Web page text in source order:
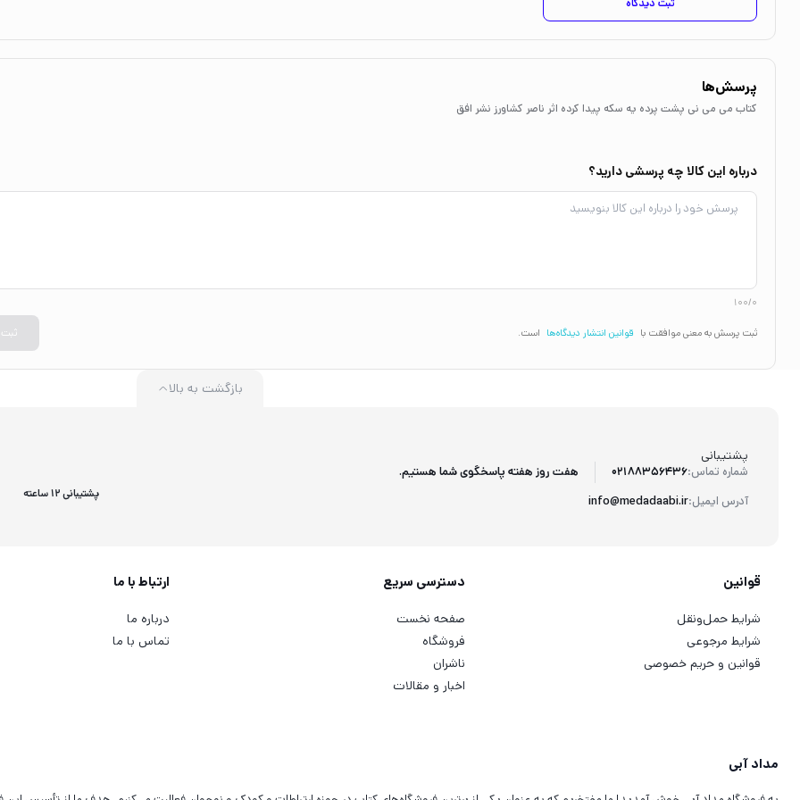
ثبت دیدگاه
پرسش‌ها
کتاب می می نی پشت پرده یه سکه پیدا کرده اثر ناصر کشاورز نشر افق
درباره این کالا چه پرسشی دارید؟
100/0
ثبت پرسش به معنی موافقت با قوانین انتشار دیدگاه‌ها است.
پشتیبانی
شماره تماس:02188356436
آدرس ایمیل:info@medadaabi.ir
هفت روز هفته پاسخگوی شما هستیم.
بازگشت به بالا
پشتیبانی 12 ساعته
قوانین
شرایط حمل‌ونقل
شرایط مرجوعی
قوانین و حریم خصوصی
دسترسی سریع
صفحه نخست
فروشگاه
ناشران
اخبار و مقالات
ارتباط با ما
درباره ما
تماس با ما
مداد آبی